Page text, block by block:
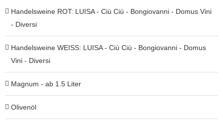
Handelsweine ROT: LUISA - Ciù Ciù - Bongiovanni - Domus Vini
- Diversi
Handelsweine WEISS: LUISA - Ciù Ciù - Bongiovanni - Domus
Vini - Diversi
Magnum - ab 1.5 Liter
Olivenöl